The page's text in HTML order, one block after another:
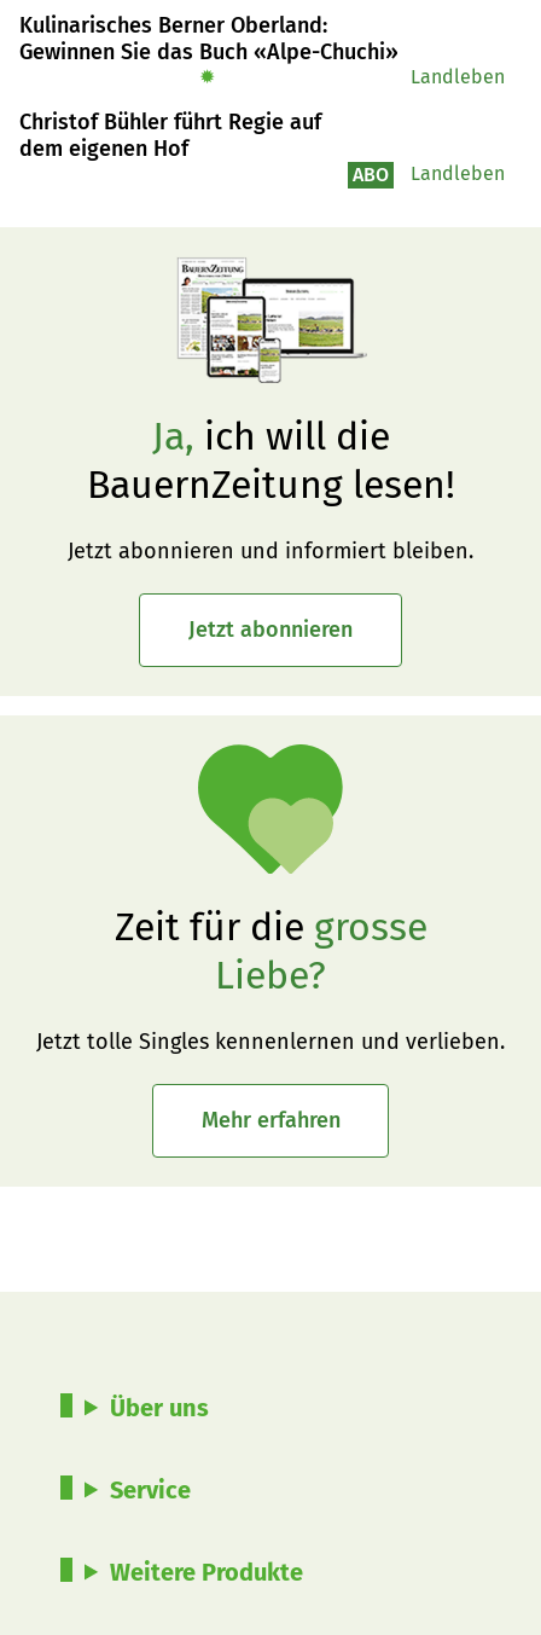
Kulinarisches Berner Oberland:
Gewinnen Sie das Buch «Alpe-Chuchi»
✹ Landleben
Christof Bühler führt Regie auf
dem eigenen Hof
ABO Landleben
Ja, ich will die
BauernZeitung lesen!
Jetzt abonnieren und informiert bleiben.
Jetzt abonnieren
Zeit für die grosse
Liebe?
Jetzt tolle Singles kennenlernen und verlieben.
Mehr erfahren
Über uns
Service
Weitere Produkte